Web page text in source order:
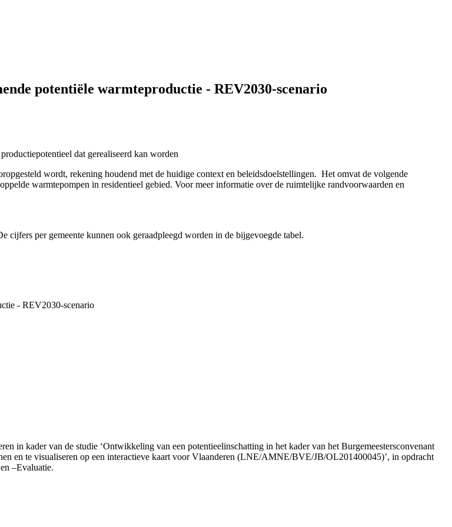
potentiële warmteproductie - REV2030-scenario
dat gerealiseerd kan worden
wordt, rekening houdend met de huidige context en beleidsdoelstellingen. Het omvat de volgende
warmtepompen in residentieel gebied. Voor meer informatie over de ruimtelijke randvoorwaarden en
cijfers per gemeente kunnen ook geraadpleegd worden in de bijgevoegde tabel.
- REV2030-scenario
in kader van de studie ‘Ontwikkeling van een potentieelinschatting in het kader van het Burgemeestersconvenant
en te visualiseren op een interactieve kaart voor Vlaanderen (LNE/AMNE/BVE/JB/OL201400045)’, in opdracht
–Evaluatie.